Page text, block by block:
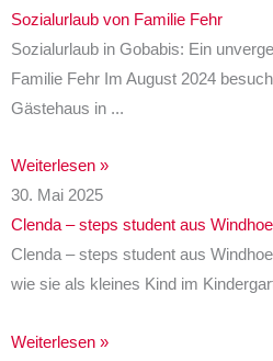
Sozialurlaub von Familie Fehr
Sozialurlaub in Gobabis: Ein
Familie Fehr Im August 2024
Gästehaus in
Weiterlesen »
30. Mai 2025
Clenda – steps student aus
Clenda – steps student aus
wie sie als kleines Kind im
Weiterlesen »